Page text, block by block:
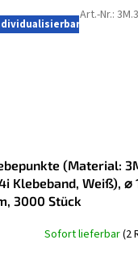
(Material:
Klebeband, Weiß), ⌀
3000 Stück
Sofort lieferbar(2
Art.-Nr.: